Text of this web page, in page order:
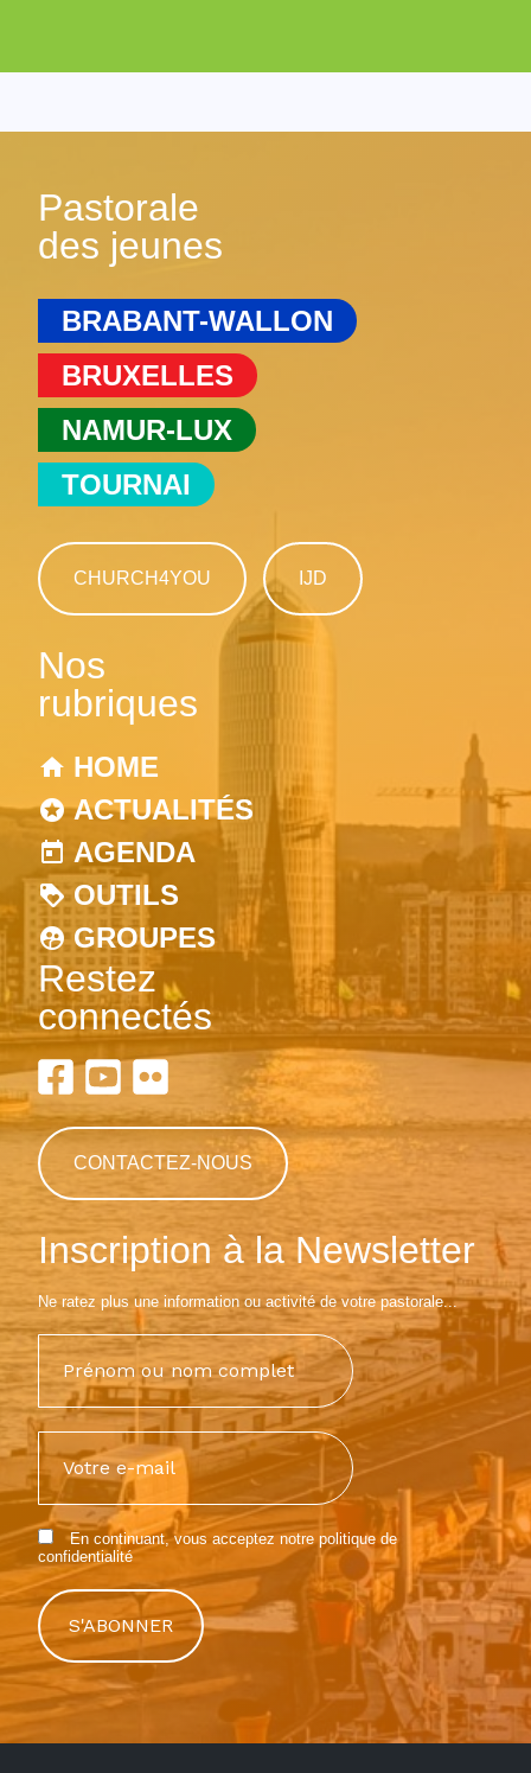
Pastorale
des jeunes
BRABANT-WALLON
BRUXELLES
NAMUR-LUX
TOURNAI
CHURCH4YOU IJD
Nos
rubriques
HOME
ACTUALITÉS
AGENDA
OUTILS
GROUPES
Restez
connectés
CONTACTEZ-NOUS
Inscription à la Newsletter
Ne ratez plus une information ou activité de votre pastorale...
En continuant, vous acceptez notre politique de
confidentialité